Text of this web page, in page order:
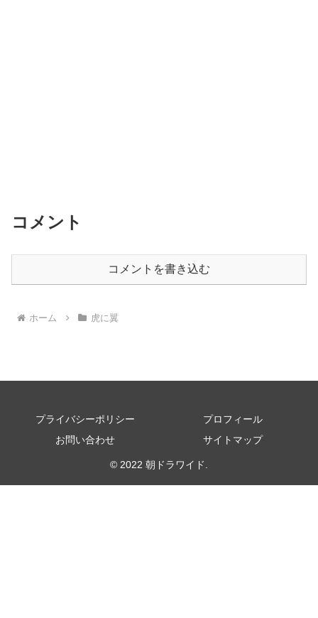
コメント
コメントを書き込む
ホーム 虎に翼
プライバシーポリシー
プロフィール
お問い合わせ
サイトマップ
© 2022 朝ドラワイド.